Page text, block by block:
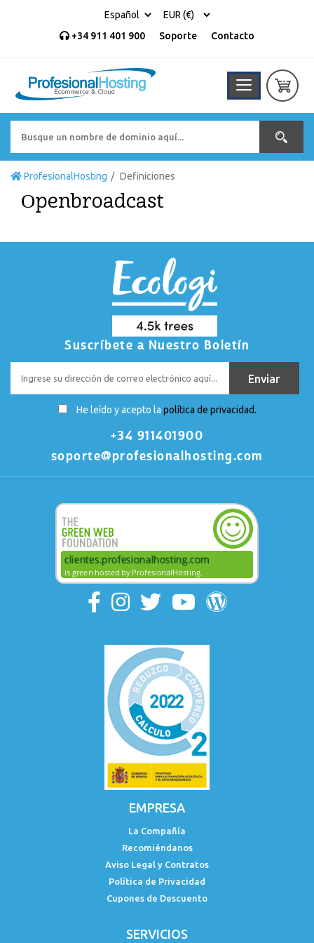
+34 911 401 900 Soporte Contacto
ProfesionalHosting Definiciones
Openbroadcast
Suscríbete a Nuestro Boletín
He leído y acepto la política de privacidad.
+34 911401900
soporte@profesionalhosting.com
EMPRESA
La Compañía
Recomiéndanos
Aviso Legal y Contratos
Política de Privacidad
Cupones de Descuento
SERVICIOS